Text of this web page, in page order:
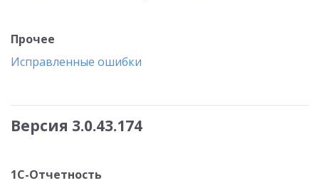
Прочее
Исправленные ошибки
Версия 3.0.43.174
1С-Отчетность